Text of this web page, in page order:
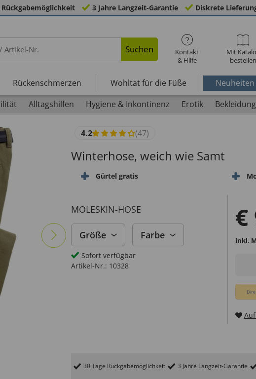
Rückgabemöglichkeit 3 Jahre Langzeit-Garantie Diskrete
Suchen
Kontakt
& Hilfe
Mit
bestellen
Rückenschmerzen Wohltat für die Füße Neuheiten
Alltagshilfen Hygiene & Inkontinenz Erotik
4.2 (47)
Winterhose, weich wie Samt
Gürtel gratis
MOLESKIN-HOSE
Größe Farbe
Sofort verfügbar
Artikel-Nr.: 10328
€
inkl.
30 Tage Rückgabemöglichkeit 3 Jahre Langzeit-Garantie